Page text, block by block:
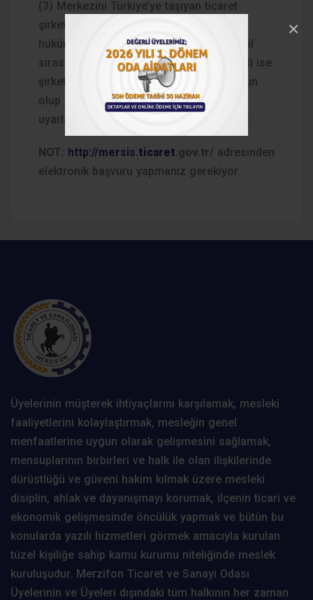
×
(3) Merkezini Türkiye’ye taşıyan ticaret
şirketlerinin tescilinde ise kuruluşa ait
hükümler uygulanır. Müdürlükler; bu tescil
sırasında, merkezini taşıyan ticaret şirketi ise
şirket sözleşmesinin Türk hukukuna uygun
olup olmadığını veya uyarlanıp
uyarlanmadığını araştırmakla yükümlüdür.
NOT: http://mersis.ticaret.gov.tr/ adresinden
elektronik başvuru yapmanız gerekiyor.
Üyelerinin müşterek ihtiyaçlarını karşılamak, mesleki
faaliyetlerini kolaylaştırmak, mesleğin genel
menfaatlerine uygun olarak gelişmesini sağlamak,
mensuplarının birbirleri ve halk ile olan ilişkilerinde
dürüstlüğü ve güveni hakim kılmak üzere mesleki
disiplin, ahlak ve dayanışmayı korumak, ilçenin ticari ve
ekonomik gelişmesinde öncülük yapmak ve bütün bu
konularda yazılı hizmetleri görmek amacıyla kurulan
tüzel kişiliğe sahip kamu kurumu niteliğinde meslek
kuruluşudur. Merzifon Ticaret ve Sanayi Odası
Üyelerinin ve Üyeleri dışındaki tüm halkının her zaman